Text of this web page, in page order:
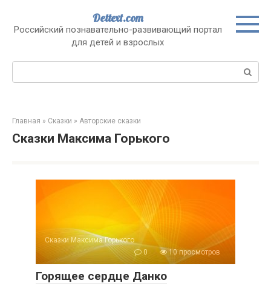
контенту
Dettext.com
Российский познавательно-развивающий портал
для детей и взрослых
Поиск:
Главная » Сказки » Авторские сказки
Сказки Максима Горького
Сказки Максима Горького
0
10 просмотров
Горящее сердце Данко